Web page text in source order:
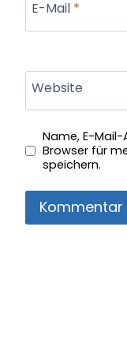
E-Mail *
Website
Name, E-
Browser für
speichern.